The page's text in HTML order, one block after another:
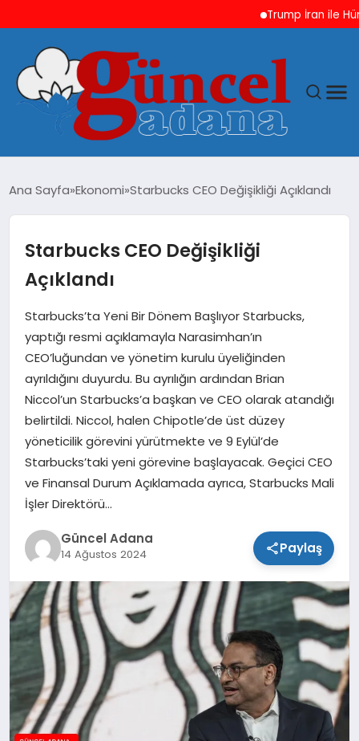
Trump İran ile
GÜNCEL
YAŞAM
SAĞLIK
SPOR
TEKNOLOJI
Ana Sayfa Ekonomi Starbucks CEO Değişikliği Açıklandı
Starbucks CEO Değişikliği
Açıklandı
Starbucks’ta Yeni Bir Dönem Başlıyor Starbucks,
yaptığı resmi açıklamayla Narasimhan’ın
CEO’luğundan ve yönetim kurulu üyeliğinden
ayrıldığını duyurdu. Bu ayrılığın ardından Brian
Niccol’un Starbucks’a başkan ve CEO olarak atandığı
belirtildi. Niccol, halen Chipotle’de üst düzey
yöneticilik görevini yürütmekte ve 9 Eylül’de
Starbucks’taki yeni görevine başlayacak. Geçici CEO
ve Finansal Durum Açıklamada ayrıca, Starbucks Mali
İşler Direktörü…
Güncel Adana
14 Ağustos 2024 Paylaş